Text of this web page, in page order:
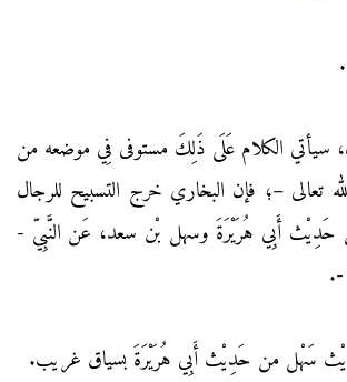
سيأتي الكلام عَلَى ذَلِكَ مستوفى فِي موضعه من
تعالى –؛ فإن البخاري خرج التسبيح للرجال
حَدِيْث أَبِي هُرَيْرَةَ وسهل بْن سعد، عَن النَّبِيّ -
-.
سَهْل من حَدِيْث أَبِي هُرَيْرَةَ بسياق غريب.